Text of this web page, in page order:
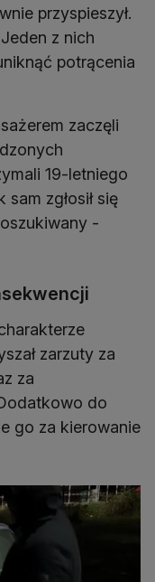
przyspieszył.
z nich
potrącenia
zaczęli
19-letniego
zgłosił się
-
zarzuty za
za
do
go za kierowanie